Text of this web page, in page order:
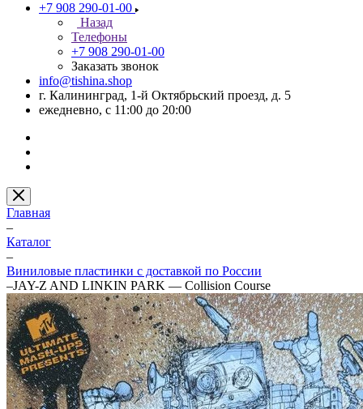
+7 908 290-01-00
Назад
Телефоны
+7 908 290-01-00
Заказать звонок
info@tishina.shop
г. Калининград, 1-й Октябрьский проезд, д. 5
ежедневно, с 11:00 до 20:00
Главная
–
Каталог
–
Виниловые пластинки с доставкой по России
–JAY-Z AND LINKIN PARK — Collision Course